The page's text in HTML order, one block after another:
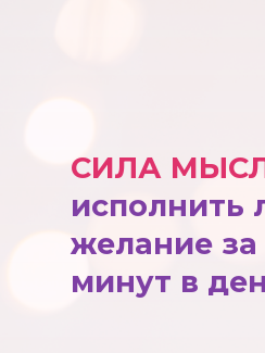
СИЛА
исполнить
желание за
минут в